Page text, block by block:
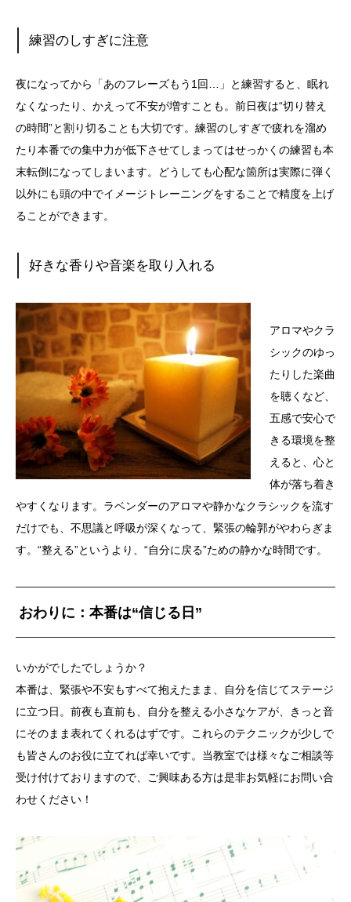
練習のしすぎに注意
夜になってから「あのフレーズもう1回…」と練習すると、 眠れ
なくなったり、かえって不安が増すことも。前日夜は“切り替え
の時間”と割り切ることも大切です。練習のしすぎで疲れを溜め
たり本番での集中力が低下させてしまってはせっかくの練習も本
末転倒になってしまいます。どうしても心配な箇所は実際に弾く
以外にも頭の中でイメージトレーニングをすることで精度を上げ
ることができます。
好きな香りや音楽を取り入れる
アロマやクラ
シックのゆっ
たりした楽曲
を聴くなど、
五感で安心で
きる環境を整
えると、 心と
体が落ち着き
やすくなります。 ラベンダーのアロマや静かなクラシックを流す
だけでも、 不思議と呼吸が深くなって、緊張の輪郭がやわらぎま
す。 “整える”というより、“自分に戻る”ための静かな時間です。
おわりに：本番は“信じる日”
いかがでしたでしょうか？
本番は、緊張や不安もすべて抱えたまま、
自分を信じてステージ
に立つ日。 前夜も直前も、自分を整える小さなケアが、
きっと音
にそのまま表れてくれるはずです。これらのテクニックが少しで
も皆さんのお役に立てれば幸いです。当教室では様々なご相談等
受け付けておりますので、ご興味ある方は是非お気軽にお問い合
わせください！